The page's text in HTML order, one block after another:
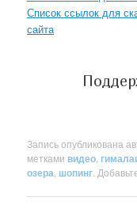
Список ссылок для
сайта
Запись опубликована
метками видео
озера шопинг .